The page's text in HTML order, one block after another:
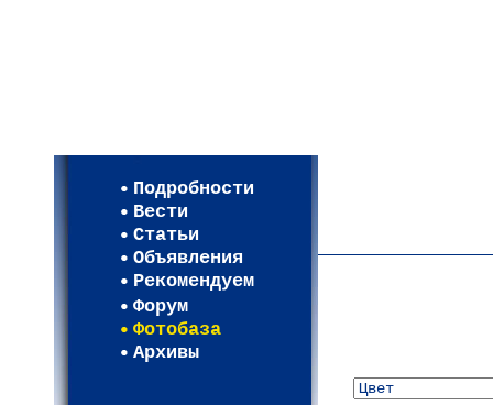
Подробности
Вести
Статьи
Объявления
Рекомендуем
Форум
Фотобаза
Архивы